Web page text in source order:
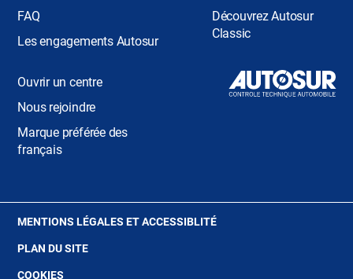
FAQ
Les engagements Autosur
Découvrez Autosur
Classic
Ouvrir un centre
Nous rejoindre
Marque préférée des
français
MENTIONS LÉGALES ET ACCESSIBLITÉ(OUVRE
PLAN DU SITE
COOKIES